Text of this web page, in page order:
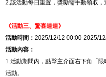
2.該活動每日重置，獎勵需手動領取，
《活動三、驚喜連連》
活動時間：2025/12/12 00:00-2025/
活動內容：
1.活動期間內，點擊主介面右下角「
活動。